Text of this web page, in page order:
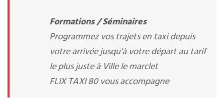
Formations / Séminaires
Programmez vos trajets en taxi depuis
votre arrivée jusqu'à votre départ au tarif
le plus juste à Ville le marclet
FLIX TAXI 80 vous accompagne